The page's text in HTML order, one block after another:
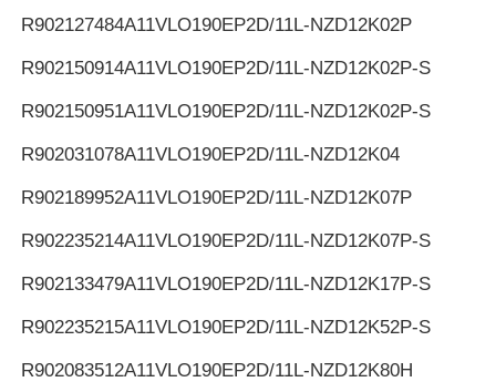
R902127484A11VLO190EP2D/11L-NZD12K02P
R902150914A11VLO190EP2D/11L-NZD12K02P-S
R902150951A11VLO190EP2D/11L-NZD12K02P-S
R902031078A11VLO190EP2D/11L-NZD12K04
R902189952A11VLO190EP2D/11L-NZD12K07P
R902235214A11VLO190EP2D/11L-NZD12K07P-S
R902133479A11VLO190EP2D/11L-NZD12K17P-S
R902235215A11VLO190EP2D/11L-NZD12K52P-S
R902083512A11VLO190EP2D/11L-NZD12K80H